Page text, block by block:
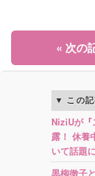
« 次の
この
NiziUが『
露！ 休養
いて話題
黒柳徹子